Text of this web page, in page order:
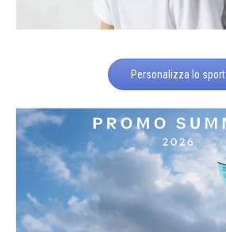
Personalizza lo sport